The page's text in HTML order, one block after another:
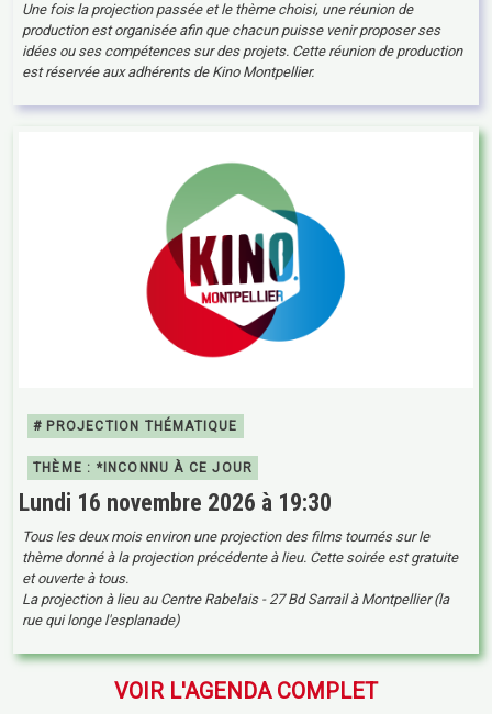
Une fois la projection passée et le thème choisi, une réunion de
production est organisée afin que chacun puisse venir proposer ses
idées ou ses compétences sur des projets. Cette réunion de production
est réservée aux adhérents de Kino Montpellier.
# PROJECTION THÉMATIQUE
THÈME : *INCONNU À CE JOUR
Lundi 16 novembre 2026 à 19:30
Tous les deux mois environ une projection des films tournés sur le
thème donné à la projection précédente à lieu. Cette soirée est gratuite
et ouverte à tous.
La projection à lieu au Centre Rabelais - 27 Bd Sarrail à Montpellier (la
rue qui longe l'esplanade)
VOIR L'AGENDA COMPLET